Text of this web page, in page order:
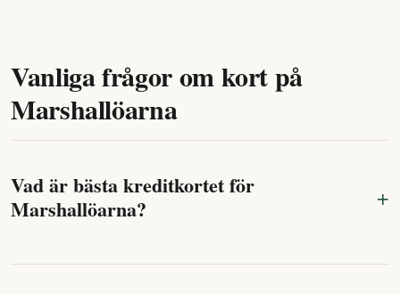
Vanliga frågor om kort på
Marshallöarna
Vad är bästa kreditkortet för
Marshallöarna?